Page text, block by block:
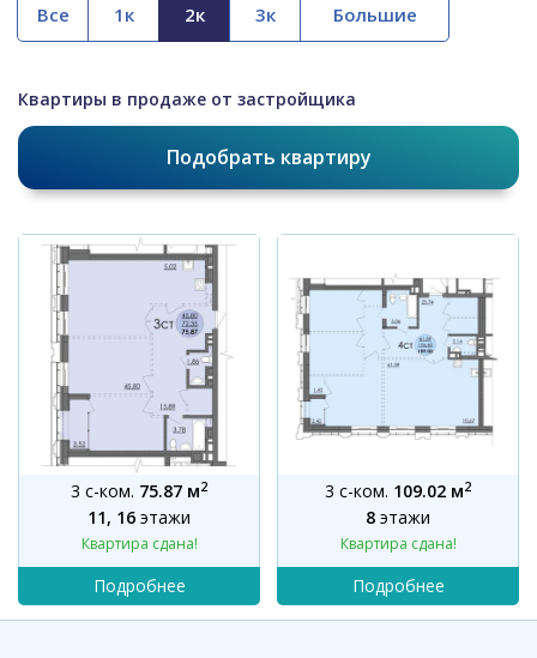
Все
Квартиры в продаже от застройщика
Подобрать квартиру
3 с-ком. 75.87 м2
11, 16 этажи
Квартира сдана!
3 с-ком. 109.02 м2
8 этажи
Квартира сдана!